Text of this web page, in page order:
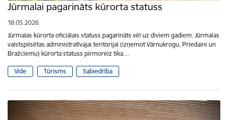
Jūrmalai pagarināts kūrorta statuss
18.05.2026.
Jūrmalas kūrorta oficiālais statuss pagarināts vēl uz diviem gadiem. Jūrmalas
valstspilsētas administratīvajai teritorijai (izņemot Vārnukrogu, Priedaini un
Bražciemu) kūrorta statuss pirmoreiz tika…
Vide Tūrisms Sabiedrība